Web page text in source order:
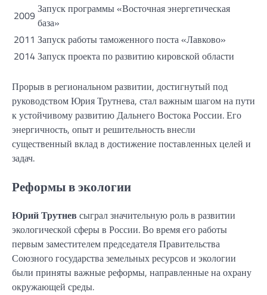
2009 Запуск программы «Восточная энергетическая
база»
2011 Запуск работы таможенного поста «Лавково»
2014Запуск проекта по развитию кировской области
Прорыв в региональном развитии, достигнутый под
руководством Юрия Трутнева, стал важным шагом на пути
к устойчивому развитию Дальнего Востока России. Его
энергичность, опыт и решительность внесли
существенный вклад в достижение поставленных целей и
задач.
Реформы в экологии
Юрий Трутнев сыграл значительную роль в развитии
экологической сферы в России. Во время его работы
первым заместителем председателя Правительства
Союзного государства земельных ресурсов и экологии
были приняты важные реформы, направленные на охрану
окружающей среды.